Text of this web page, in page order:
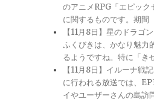
のアニメRPG「エピック
に関するものです。期間
【11月8日】星のドラゴ
ふくびきは、かなり魅力
るようですね。特に「き
【11月8日】イルーナ戦
に行われる放送では、
イやユーザーさんの島訪